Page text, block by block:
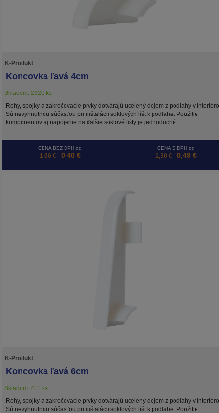
K-Produkt
Koncovka ľavá 4cm
Skladom: 2920 ks
Rohy, spojky a zakročovacie prvky dotvárajú ucelený dojem z podlahy v
Sú nevyhnutnou súčasťou pri inštalácii soklových líšt k podlahe. Použitie
komponentov aj napojenie na ďalšie soklové lišty je jednoduché.
CENA BEZ DPH od
1,06 € 0,40 €
CENA S DPH od
1,30 € 0,49 €
K-Produkt
Koncovka ľavá 6cm
Skladom: 411 ks
Rohy, spojky a zakročovacie prvky dotvárajú ucelený dojem z podlahy v
Sú nevyhnutnou súčasťou pri inštalácii soklových líšt k podlahe. Použitie